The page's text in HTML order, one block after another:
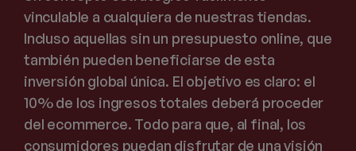
vinculable a cualquiera de nuestras tiendas.
Incluso aquellas sin un presupuesto online, que
también pueden beneficiarse de esta
inversión global única. El objetivo es claro: el
10% de los ingresos totales deberá proceder
del ecommerce. Todo para que, al final, los
consumidores puedan disfrutar de una visión